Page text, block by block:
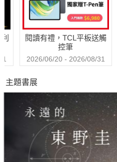
閱讀有禮，TCL平板送觸
控筆
2026/06/20 - 2026/08/31
主題書展